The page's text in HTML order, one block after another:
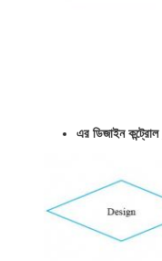
এর ডিজাইন কন্ট্রোল